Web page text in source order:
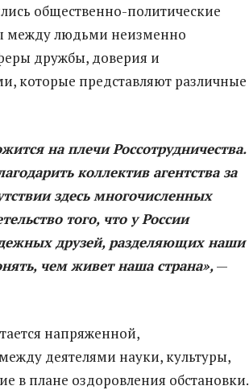
общественно-политические
между людьми неизменно
дружбы, доверия и
которые представляют различные
на плечи Россотрудничества.
коллектив агентства за
здесь многочисленных
того, что у России
друзей, разделяющих наши
чем живет наша страна»,—
напряженной,
деятелями науки, культуры,
в плане оздоровления обстановки.